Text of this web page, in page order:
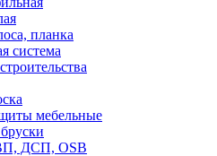
планка
система
мебельные
ДСП, OSB